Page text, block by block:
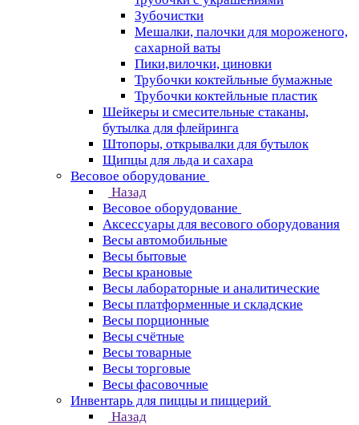
Зубочистки
Мешалки, палочки для мороженого,
сахарной ваты
Пики,вилочки, циновки
Трубочки коктейльные бумажные
Трубочки коктейльные пластик
Шейкеры и смесительные стаканы,
бутылка для флейринга
Штопоры, открывалки для бутылок
Щипцы для льда и сахара
Весовое оборудование
Назад
Весовое оборудование
Аксессуары для весового оборудования
Весы автомобильные
Весы бытовые
Весы крановые
Весы лабораторные и аналитические
Весы платформенные и складские
Весы порционные
Весы счётные
Весы товарные
Весы торговые
Весы фасовочные
Инвентарь для пиццы и пиццерий
Назад